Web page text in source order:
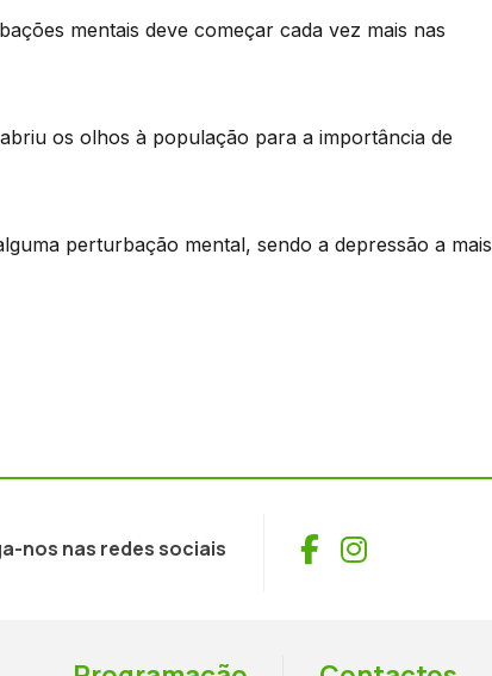
mentais deve começar cada vez mais nas
os olhos à população para a importância de
perturbação mental, sendo a depressão a mais
nos nas redes sociais Facebook
Instagram